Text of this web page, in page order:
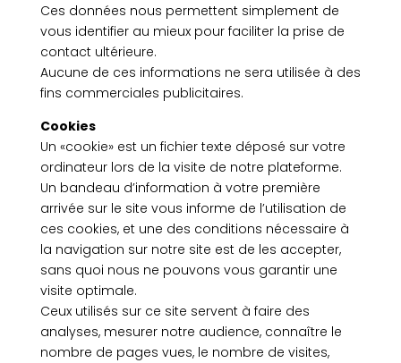
Ces données nous permettent simplement de
vous identifier au mieux pour faciliter la prise de
contact ultérieure.
Aucune de ces informations ne sera utilisée à des
fins commerciales publicitaires.
Cookies
Un «cookie» est un fichier texte déposé sur votre
ordinateur lors de la visite de notre plateforme.
Un bandeau d’information à votre première
arrivée sur le site vous informe de l’utilisation de
ces cookies, et une des conditions nécessaire à
la navigation sur notre site est de les accepter,
sans quoi nous ne pouvons vous garantir une
visite optimale.
Ceux utilisés sur ce site servent à faire des
analyses, mesurer notre audience, connaître le
nombre de pages vues, le nombre de visites,